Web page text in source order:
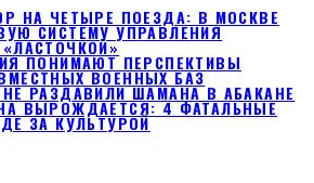
НА ЧЕТЫРЕ ПОЕЗДА: В МОСКВЕ
СИСТЕМУ УПРАВЛЕНИЯ
ПОНИМАЮТ ПЕРСПЕКТИВЫ
ВОЕННЫХ БАЗ
РАЗДАВИЛИ ШАМАНА В АБАКАНЕ
ВЫРОЖДАЕТСЯ: 4 ФАТАЛЬНЫЕ
ЗА КУЛЬТУРОЙ